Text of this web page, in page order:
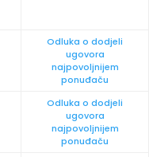
Odluka o dodjeli
ugovora
najpovoljnijem
ponuđaču
Odluka o dodjeli
ugovora
najpovoljnijem
ponuđaču